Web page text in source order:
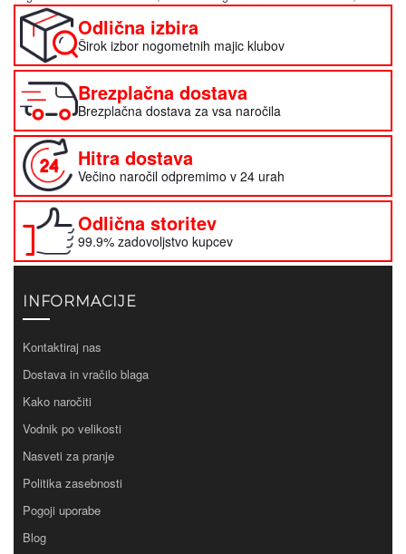
Odlična izbira
Širok izbor nogometnih majic klubov
Brezplačna dostava
Brezplačna dostava za vsa naročila
Hitra dostava
Večino naročil odpremimo v 24 urah
Odlična storitev
99.9% zadovoljstvo kupcev
INFORMACIJE
Kontaktiraj nas
Dostava in vračilo blaga
Kako naročiti
Vodnik po velikosti
Nasveti za pranje
Politika zasebnosti
Pogoji uporabe
Blog